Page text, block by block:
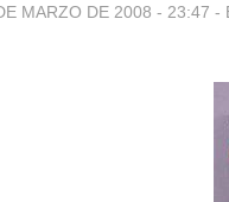
MARZO DE 2008 - 23:47 -